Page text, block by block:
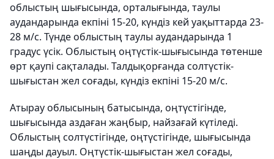
облыстың шығысында, орталығында, таулы
аудандарында екпіні 15-20, күндіз кей уақыттарда 23-
28 м/с. Түнде облыстың таулы аудандарында 1
градус үсік. Облыстың оңтүстік-шығысында төтенше
өрт қаупі сақталады. Талдықорғанда солтүстік-
шығыстан жел соғады, күндіз екпіні 15-20 м/с.
Атырау облысының батысында, оңтүстігінде,
шығысында аздаған жаңбыр, найзағай күтіледі.
Облыстың солтүстігінде, оңтүстігінде, шығысында
шаңды дауыл. Оңтүстік-шығыстан жел соғады,